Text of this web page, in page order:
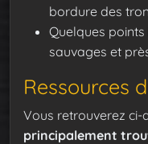
bordure des
Quelques
sauvages et
Ressources
Vous retrouverez ci-
principalement